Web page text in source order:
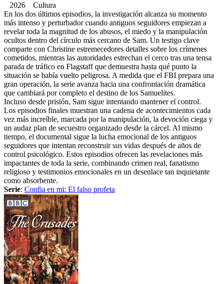
2026 Cultura
En los dos últimos episodios, la investigación alcanza su momento
más intenso y perturbador cuando antiguos seguidores empiezan a
revelar toda la magnitud de los abusos, el miedo y la manipulación
ocultos dentro del círculo más cercano de Sam. Un testigo clave
comparte con Christine estremecedores detalles sobre los crímenes
cometidos, mientras las autoridades estrechan el cerco tras una tensa
parada de tráfico en Flagstaff que demuestra hasta qué punto la
situación se había vuelto peligrosa. A medida que el FBI prepara una
gran operación, la serie avanza hacia una confrontación dramática
que cambiará por completo el destino de los Samuelites.
Incluso desde prisión, Sam sigue intentando mantener el control.
Los episodios finales muestran una cadena de acontecimientos cada
vez más increíble, marcada por la manipulación, la devoción ciega y
un audaz plan de secuestro organizado desde la cárcel. Al mismo
tiempo, el documental sigue la lucha emocional de los antiguos
seguidores que intentan reconstruir sus vidas después de años de
control psicológico. Estos episodios ofrecen las revelaciones más
impactantes de toda la serie, combinando crimen real, fanatismo
religioso y testimonios emocionales en un desenlace tan inquietante
como absorbente.
Serie: Confia en mi: El falso profeta